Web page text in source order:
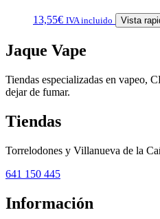
13,55€ IVA incluido Vista
Jaque Vape
Tiendas especializadas en vapeo,
dejar de fumar.
Tiendas
Torrelodones y Villanueva de la
641 150 445
Información